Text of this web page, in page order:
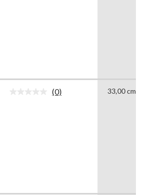
Aucune
(0) 33,00 cm